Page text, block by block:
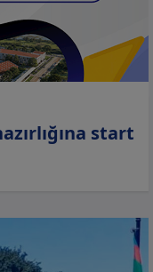
start